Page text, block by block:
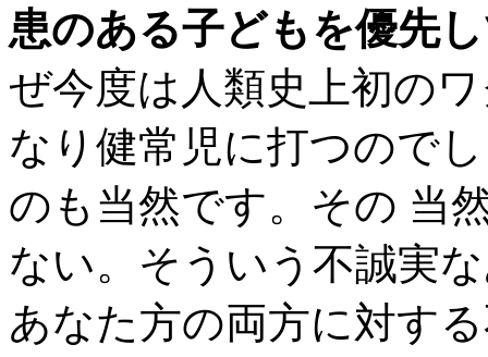
患のある子どもを優先
ぜ今度は人類史上初の
なり健常児に打つので
のも当然です。その 当
ない。そういう不誠実
あなた方の両方に対す